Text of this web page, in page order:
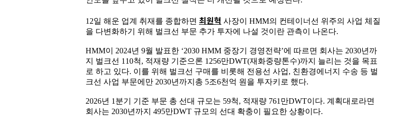
12일 해운 업계 취재를 종합하면 최원혁 사장이 HMM의 컨테이너선 위주의 사업 체질
을 다변화하기 위해 벌크선 부문 추가 투자에 나설 것이란 관측이 나온다.
HMM이 2024년 9월 발표한 ‘2030 HMM 중장기 경영전략’에 따르면 회사는 2030년까
지 벌크선 110척, 적재량 기준으론 1256만DWT(재화중량톤수)까지 늘리는 것을 목표
로 하고 있다. 이를 위해 벌크선 구매를 비롯해 전용선 사업, 친환경에너지 수송 등 벌
크선 사업 부문에만 2030년까지총 5조6천억 원을 투자키로 했다.
2026년 1분기 기준 부문 총 선대 규모는 59척, 적재량 761만DWT이다. 계획대로라면
회사는 2030년까지 495만DWT 규모의 선대 확충이 필요한 상황이다.